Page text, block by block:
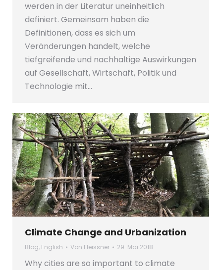
werden in der Literatur uneinheitlich
definiert. Gemeinsam haben die
Definitionen, dass es sich um
Veränderungen handelt, welche
tiefgreifende und nachhaltige Auswirkungen
auf Gesellschaft, Wirtschaft, Politik und
Technologie mit…
Climate Change and Urbanization
Blog, English Von Fleissner 29. Mai 2018
Why cities are so important to climate